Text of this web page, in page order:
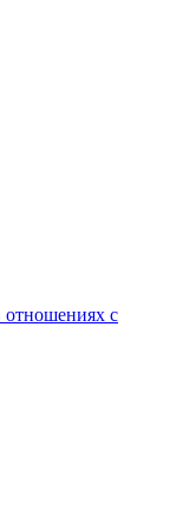
отношениях с